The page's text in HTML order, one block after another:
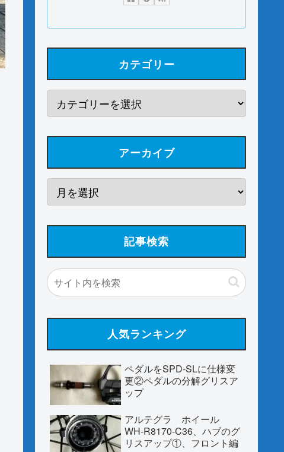
カテゴリー
アーカイブ
記事検索
人気ランキング
ペダルをSPD-SLに仕様変
更②ペダルの分解グリスア
ップ
アルテグラ ホイール
WH-R8170-C36、ハブのグ
リスアップ①、フロント編